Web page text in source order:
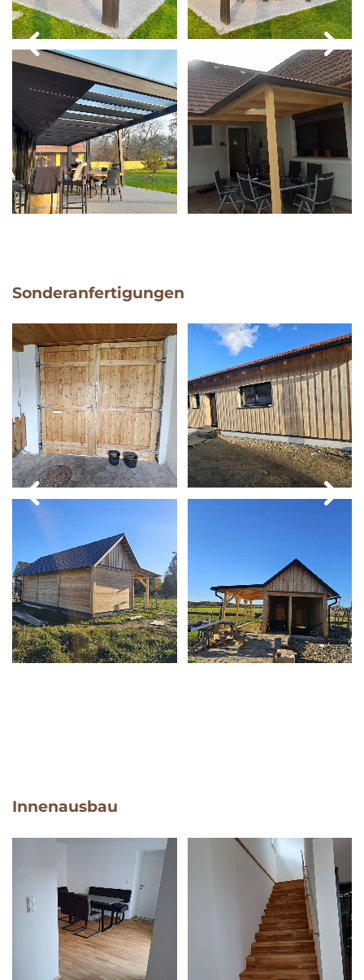
Sonderanfertigungen
Innenausbau